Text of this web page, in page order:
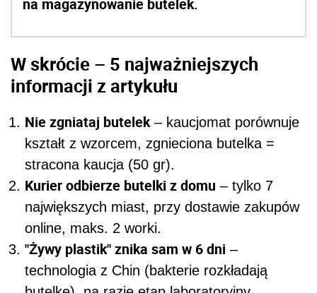
na magazynowanie butelek.
W skrócie – 5 najważniejszych
informacji z artykułu
Nie zgniataj butelek – kaucjomat porównuje
kształt z wzorcem, zgnieciona butelka =
stracona kaucja (50 gr).
Kurier odbierze butelki z domu – tylko 7
największych miast, przy dostawie zakupów
online, maks. 2 worki.
"Żywy plastik" znika sam w 6 dni –
technologia z Chin (bakterie rozkładają